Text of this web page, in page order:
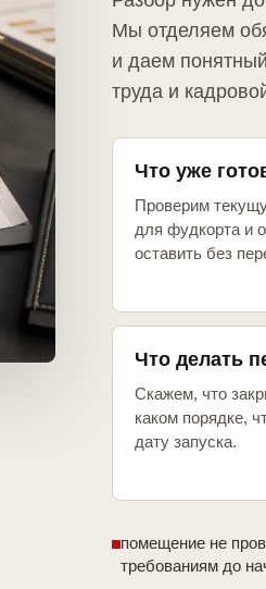
Мы отделяем
и даем
труда и
Что уже
Проверим
для фудкорта и
оставить без
Что делать
Скажем, что
каком порядке,
дату запуска.
помещение не
требованиям до